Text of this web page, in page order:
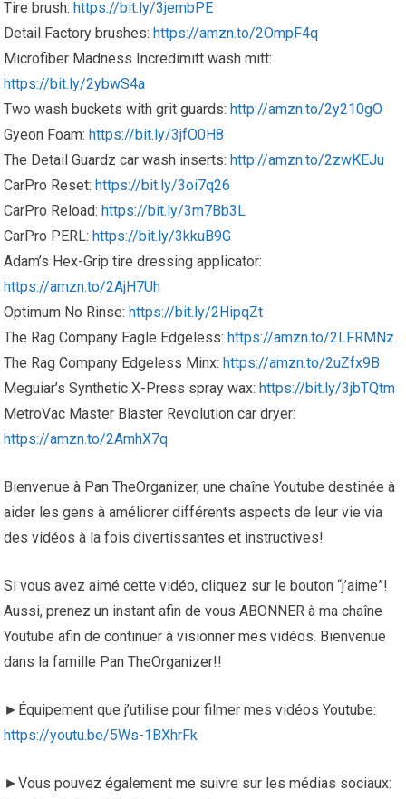
Tire brush:https://bit.ly/3jembPE
Detail Factory brushes:https://amzn.to/2OmpF4q
Microfiber Madness Incredimitt wash mitt:
https://bit.ly/2ybwS4a
Two wash buckets with grit guards:http://amzn.to/2y210gO
Gyeon Foam:https://bit.ly/3jfO0H8
The Detail Guardz car wash inserts:http://amzn.to/2zwKEJu
CarPro Reset:https://bit.ly/3oi7q26
CarPro Reload:https://bit.ly/3m7Bb3L
CarPro PERL:https://bit.ly/3kkuB9G
Adam’s Hex-Grip tire dressing applicator:
https://amzn.to/2AjH7Uh
Optimum No Rinse:https://bit.ly/2HipqZt
The Rag Company Eagle Edgeless:https://amzn.to/2LFRMNz
The Rag Company Edgeless Minx:https://amzn.to/2uZfx9B
Meguiar’s Synthetic X-Press spray wax:https://bit.ly/3jbTQtm
MetroVac Master Blaster Revolution car dryer:
https://amzn.to/2AmhX7q
Bienvenue à Pan TheOrganizer, une chaîne Youtube destinée à
aider les gens à améliorer différents aspects de leur vie via
des vidéos à la fois divertissantes et instructives!
Si vous avez aimé cette vidéo, cliquez sur le bouton “j’aime”!
Aussi, prenez un instant afin de vous ABONNER à ma chaîne
Youtube afin de continuer à visionner mes vidéos. Bienvenue
dans la famille Pan TheOrganizer!!
►Équipement que j’utilise pour filmer mes vidéos Youtube:
https://youtu.be/5Ws-1BXhrFk
►Vous pouvez également me suivre sur les médias sociaux: